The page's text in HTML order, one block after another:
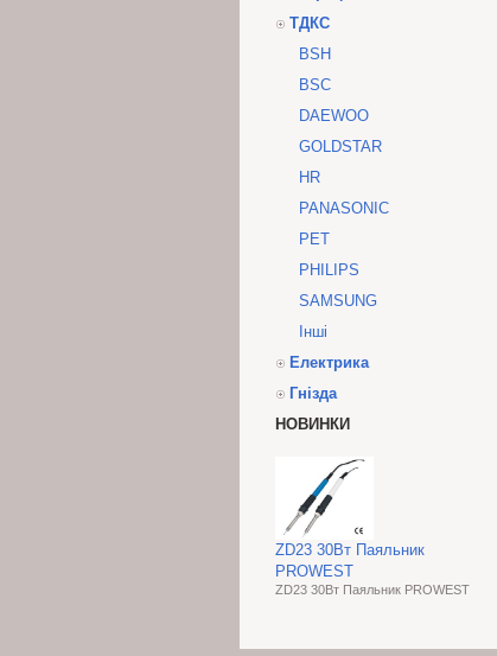
ТДКС
BSH
BSC
DAEWOO
GOLDSTAR
HR
PANASONIC
PET
PHILIPS
SAMSUNG
Інші
Електрика
Гнізда
НОВИНКИ
ZD23 30Вт Паяльник
PROWEST
ZD23 30Вт Паяльник PROWEST